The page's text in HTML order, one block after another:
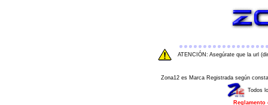
ATENCIÓN: Asegúrate que la url
Zona12 es Marca Registrada según
Todos